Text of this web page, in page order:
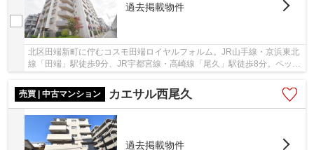
過去掲載物件
北区田端新町に佇むコスモ田端ロイヤルフォルム。JR山手線・京浜東北
線「田端」駅徒歩9分、JR宇都宮線・高崎線「尾久」駅徒歩8分。ペット
売買 | 中古マンション
カエサル西尾久
過去掲載物件